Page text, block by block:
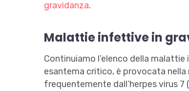
gravidanza.
Malattie infettive in
Continuiamo l’elenco della
esantema critico, è provocata nella
frequentemente dall’herpes virus 7